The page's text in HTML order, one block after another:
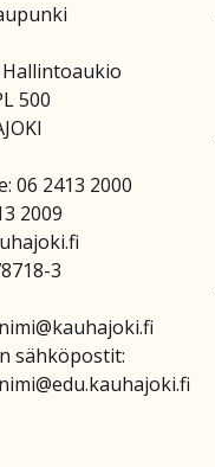
500
06 2413 2000
2009
3
sähköpostit: